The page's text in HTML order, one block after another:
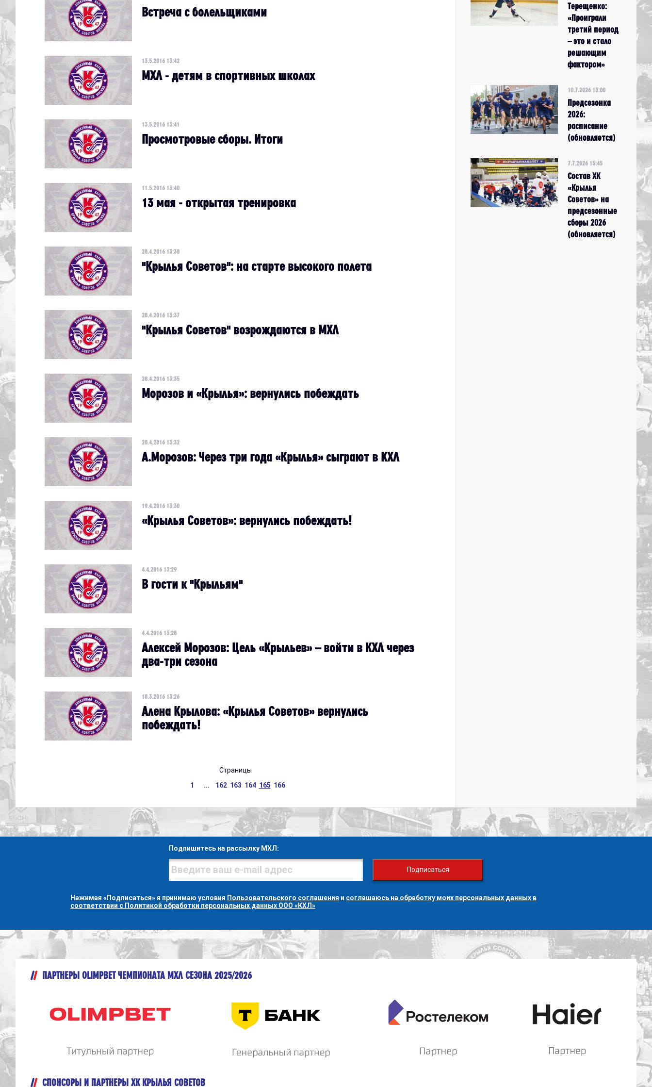
Встреча с болельщиками
13.5.2016 13:42
МХЛ - детям в спортивных школах
13.5.2016 13:41
Просмотровые сборы. Итоги
11.5.2016 13:40
13 мая - открытая тренировка
28.4.2016 13:38
"Крылья Советов": на старте высокого полета
28.4.2016 13:37
"Крылья Советов" возрождаются в МХЛ
28.4.2016 13:35
Морозов и «Крылья»: вернулись побеждать
28.4.2016 13:32
А.Морозов: Через три года «Крылья» сыграют в КХЛ
19.4.2016 13:30
«Крылья Советов»: вернулись побеждать!
4.4.2016 13:29
В гости к "Крыльям"
4.4.2016 13:28
Алексей Морозов: Цель «Крыльев» – войти в КХЛ через
два-три сезона
18.3.2016 13:26
Алена Крылова: «Крылья Советов» вернулись
побеждать!
Страницы
1
... 162 163 164 165 166
Терещенко:
«Проиграли
третий период
– это и стало
решающим
фактором»
10.7.2026 13:00
Предсезонка
2026:
расписание
(обновляется)
7.7.2026 15:45
Состав ХК
«Крылья
Советов» на
предсезонные
сборы 2026
(обновляется)
Подпишитесь на рассылку МХЛ:
Подписаться
Нажимая «Подписаться» я принимаю условия Пользовательского соглашения и соглашаюсь на обработку моих персональных данных в
соответствии с Политикой обработки персональных данных ООО «КХЛ»
ПАРТНЕРЫ OLIMPBET ЧЕМПИОНАТА МХЛ СЕЗОНА 2025/2026
СПОНСОРЫ И ПАРТНЕРЫ ХК КРЫЛЬЯ СОВЕТОВ